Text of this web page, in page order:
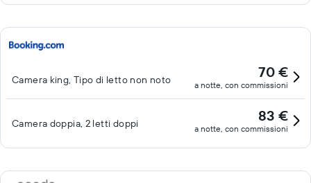
Camera king, Tipo di letto non noto 70 €
a notte, con commissioni
Camera doppia, 2 letti doppi 83 €
a notte, con commissioni